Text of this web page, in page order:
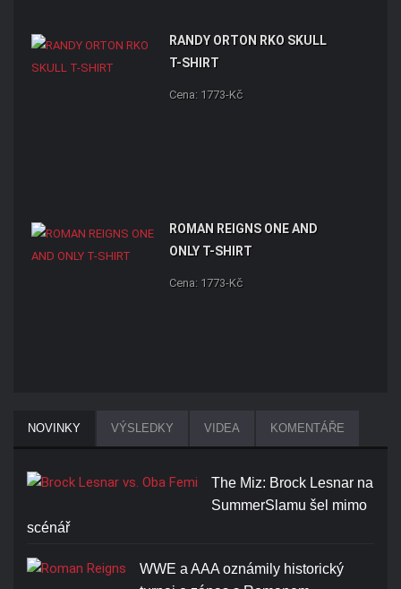
RANDY ORTON RKO SKULL
T-SHIRT
Cena: 1773-Kč
ROMAN REIGNS ONE AND
ONLY T-SHIRT
Cena: 1773-Kč
NOVINKY VÝSLEDKY VIDEA KOMENTÁŘE
The Miz: Brock Lesnar na
SummerSlamu šel mimo
scénář
WWE a AAA oznámily historický